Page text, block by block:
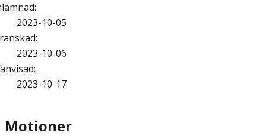
:
2023-10-05
:
2023-10-06
:
2023-10-17
Motioner